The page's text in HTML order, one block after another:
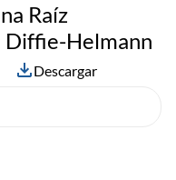
Raíz
Helmann
Descargar